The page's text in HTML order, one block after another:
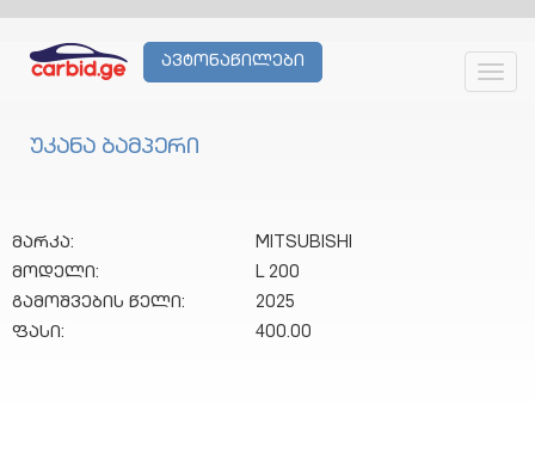
ავტონაწილები
უკანა ბამპერი
მარკა:
MITSUBISHI
მოდელი:
L 200
გამოშვების წელი:
2025
ფასი:
400.00